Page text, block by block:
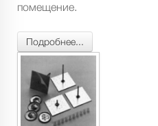
помещение.
Подробнее...